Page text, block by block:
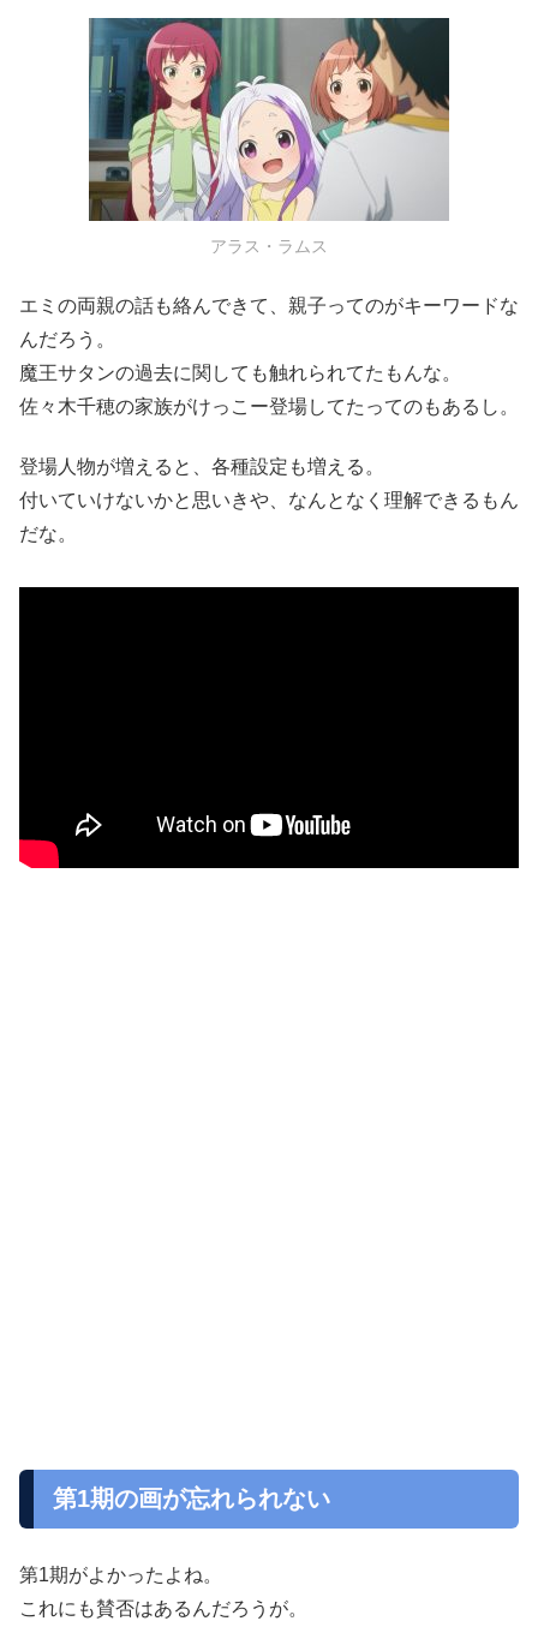
アラス・ラムス
エミの両親の話も絡んできて、親子ってのがキーワードな
んだろう。
魔王サタンの過去に関しても触れられてたもんな。
佐々木千穂の家族がけっこー登場してたってのもあるし。
登場人物が増えると、各種設定も増える。
付いていけないかと思いきや、なんとなく理解できるもん
だな。
第1期の画が忘れられない
第1期がよかったよね。
これにも賛否はあるんだろうが。